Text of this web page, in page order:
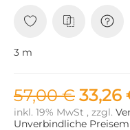
3 m
57,00 € 33,26
inkl. 19% MwSt , zzgl.
Unverbindliche